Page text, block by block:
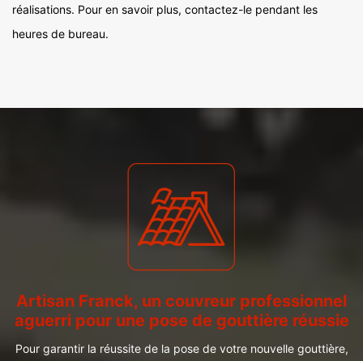
réalisations. Pour en savoir plus, contactez-le pendant les
heures de bureau.
Artisan Franck, un couvreur professionnel
aguerri pour une pose de gouttière réussie
Pour garantir la réussite de la pose de votre nouvelle gouttière,